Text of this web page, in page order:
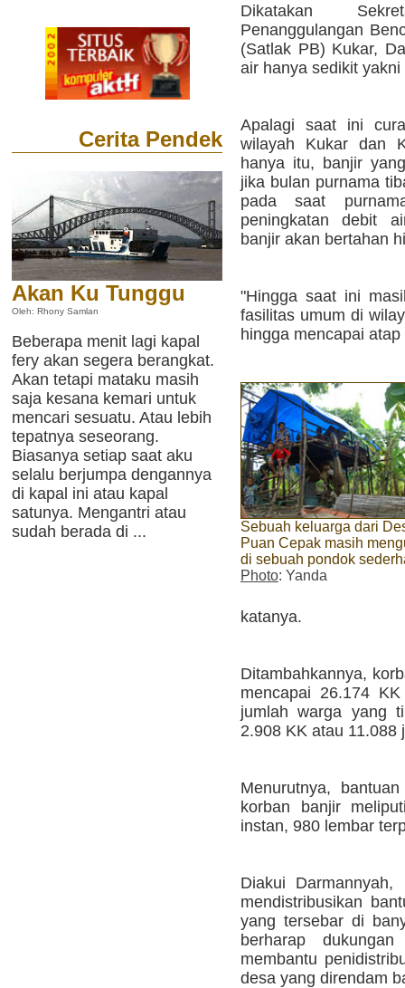
Cerita Pendek
Akan Ku Tunggu
Oleh: Rhony Samlan
Beberapa menit lagi kapal
fery akan segera berangkat.
Akan tetapi mataku masih
saja kesana kemari untuk
mencari sesuatu. Atau lebih
tepatnya seseorang.
Biasanya setiap saat aku
selalu berjumpa dengannya
di kapal ini atau kapal
satunya. Mengantri atau
sudah berada di ...
Dikatakan
Penanggulangan
(Satlak PB) Kukar,
air hanya sedikit
Apalagi saat ini
wilayah Kukar dan
hanya itu, banjir
jika bulan purnama
pada saat
peningkatan debit
banjir akan bertahan
"Hingga saat ini
fasilitas umum di
hingga mencapai
Sebuah keluarga dari
Puan Cepak masih
di sebuah pondok
Photo: Yanda
katanya.
Ditambahkannya,
mencapai 26.174
jumlah warga yang
2.908 KK atau 11.088
Menurutnya,
korban banjir
instan, 980 lembar
Diakui
mendistribusikan
yang tersebar di
berharap
membantu
desa yang direndam